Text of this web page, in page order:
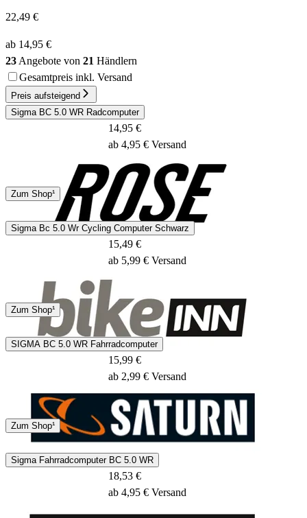
22,49 €
ab 14,95 €
23 Angebote von 21 Händlern
Gesamtpreis inkl. Versand
Preis aufsteigend
Sigma BC 5.0 WR Radcomputer
DHL
14,95 €
ab 4,95 € Versand
Zum Shop¹
Sigma Bc 5.0 Wr Cycling Computer Schwarz
Hermes
2 - 4 Tage
15,49 €
ab 5,99 € Versand
Zum Shop¹
SIGMA BC 5.0 WR Fahrradcomputer
11 - 12 Tage
15,99 €
ab 2,99 € Versand
Zum Shop¹
Sigma Fahrradcomputer BC 5.0 WR
18,53 €
ab 4,95 € Versand